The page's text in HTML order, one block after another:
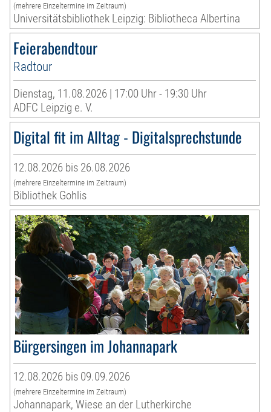
(mehrere Einzeltermine im Zeitraum)
Universitätsbibliothek Leipzig: Bibliotheca Albertina
Feierabendtour
Radtour
Dienstag, 11.08.2026 | 17:00 Uhr - 19:30 Uhr
ADFC Leipzig e. V.
Digital fit im Alltag - Digitalsprechstunde
12.08.2026 bis 26.08.2026
(mehrere Einzeltermine im Zeitraum)
Bibliothek Gohlis
Bürgersingen im Johannapark
12.08.2026 bis 09.09.2026
(mehrere Einzeltermine im Zeitraum)
Johannapark, Wiese an der Lutherkirche